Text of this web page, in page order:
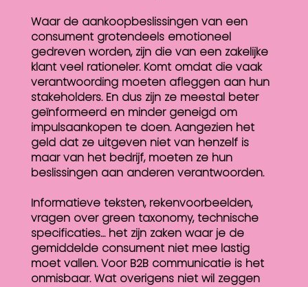
Waar de aankoopbeslissingen van een
consument grotendeels emotioneel
gedreven worden, zijn die van een zakelijke
klant veel rationeler. Komt omdat die vaak
verantwoording moeten afleggen aan hun
stakeholders. En dus zijn ze meestal beter
geïnformeerd en minder geneigd om
impulsaankopen te doen. Aangezien het
geld dat ze uitgeven niet van henzelf is
maar van het bedrijf, moeten ze hun
beslissingen aan anderen verantwoorden.
Informatieve teksten, rekenvoorbeelden,
vragen over green taxonomy, technische
specificaties… het zijn zaken waar je de
gemiddelde consument niet mee lastig
moet vallen. Voor B2B communicatie is het
onmisbaar. Wat overigens niet wil zeggen